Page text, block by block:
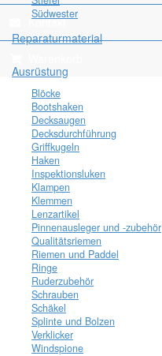
Kontakt
Südwester
Reparaturmaterial
Ausrüstung
Blöcke
Bootshaken
Decksaugen
Decksdurchführung
Griffkugeln
Haken
Inspektionsluken
Klampen
Klemmen
Lenzartikel
Pinnenausleger und -zubehör
Qualitätsriemen
Riemen und Paddel
Ringe
Ruderzubehör
Schrauben
Schäkel
Splinte und Bolzen
Verklicker
Windspione